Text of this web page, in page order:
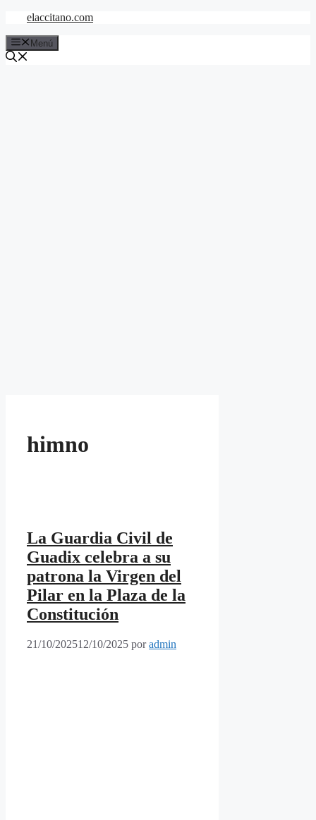
Saltar
contenido
elaccitano.com
Menú
himno
La Guardia Civil de
Guadix celebra a su
patrona la Virgen del
Pilar en la Plaza de la
Constitución
21/10/202512/10/2025 poradmin